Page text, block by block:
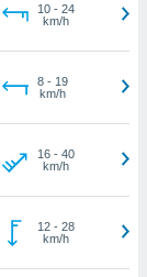
10- 24
km/h
8- 19
km/h
16- 40
km/h
12- 28
km/h